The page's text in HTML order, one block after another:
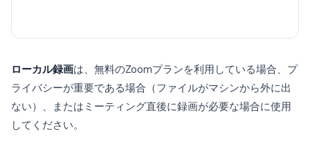
ローカル録画は、無料のZoomプランを利用している場合、プ
ライバシーが重要である場合（ファイルがマシンから外に出
ない）、またはミーティング直後に録画が必要な場合に使用
してください。